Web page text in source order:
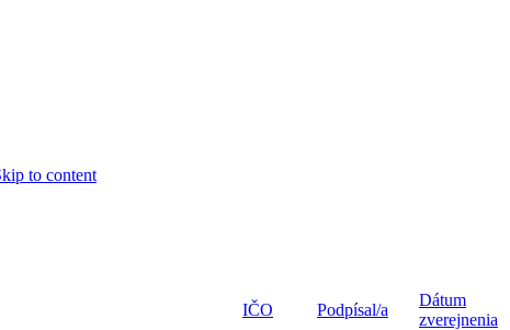
to content
IČO Podpísal/a
Dátum
zverejnenia